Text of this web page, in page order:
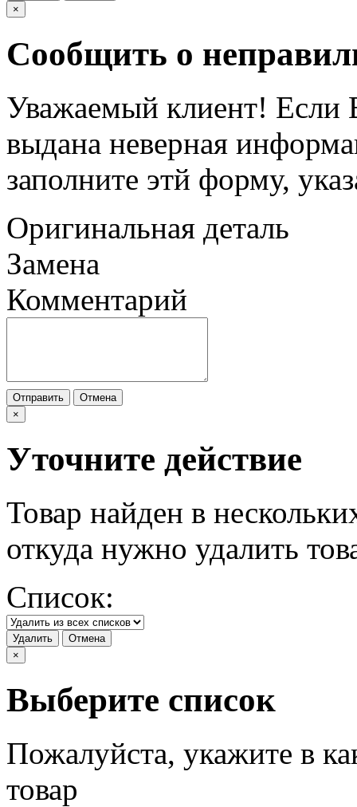
×
Сообщить о
Уважаемый клиент! Если
выдана неверная
заполните этй форму,
Оригинальная деталь
Замена
Комментарий
Отправить
Отмена
×
Уточните действие
Товар найден в
откуда нужно удалить
Список:
Удалить
Отмена
×
Выберите список
Пожалуйста, укажите в
товар